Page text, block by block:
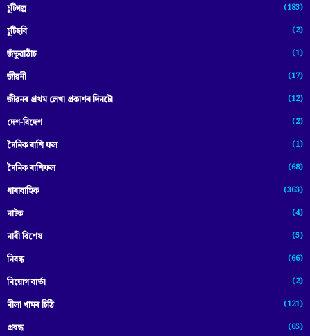
চুটিগল্প (183)
চুটিছবি (2)
জঁতুৱাঠাঁচ (1)
জীৱনী (17)
জীৱনৰ প্ৰথম লেখা প্ৰকাশৰ দিনটো (12)
দেশ-বিদেশ (2)
দৈনিক ৰাশি ফল (1)
দৈনিক ৰাশিফল (68)
ধাৰাবাহিক (363)
নাটক (4)
নাৰী বিশেষ (5)
নিবন্ধ (66)
নিয়োগ বাৰ্তা (2)
নীলা খামৰ চিঠি (121)
প্রবন্ধ (65)